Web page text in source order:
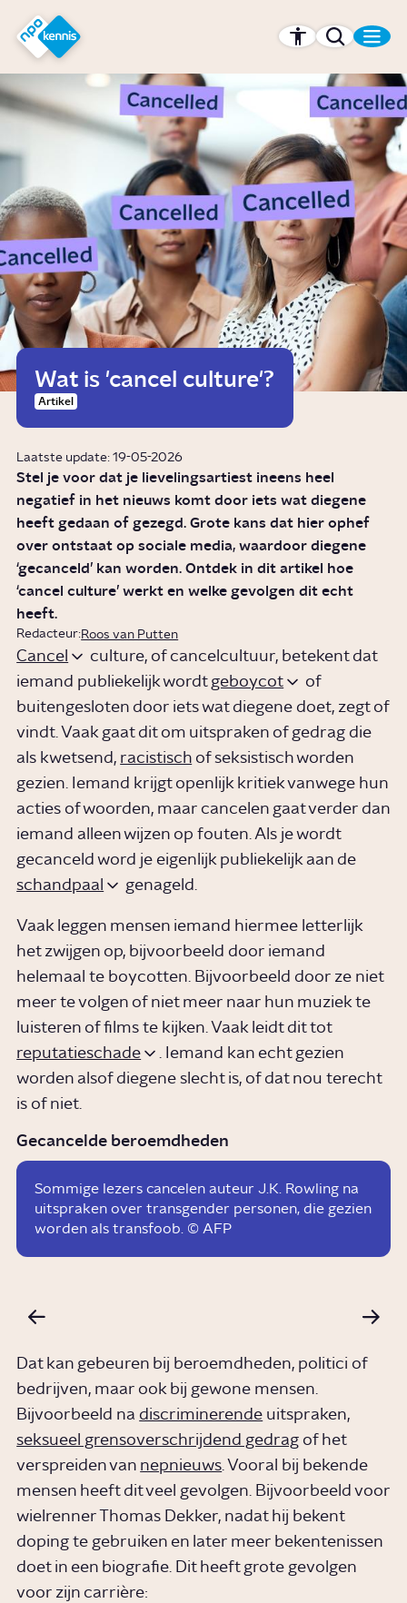
Hét kennisplatform van de NPO
Wat is 'cancel culture'?
Artikel
Laatste update: 19-05-2026
Stel je voor dat je lievelingsartiest ineens heel
negatief in het nieuws komt door iets wat diegene
heeft gedaan of gezegd. Grote kans dat hier ophef
over ontstaat op sociale media, waardoor diegene
‘gecanceld’ kan worden. Ontdek in dit artikel hoe
‘cancel culture’ werkt en welke gevolgen dit echt
heeft.
Redacteur:Roos van Putten
Cancel
culture, of cancelcultuur, betekent dat
iemand publiekelijk wordt geboycot
of
buitengesloten door iets wat diegene doet, zegt of
vindt. Vaak gaat dit om uitspraken of gedrag die
als kwetsend, racistisch of seksistisch worden
gezien. Iemand krijgt openlijk kritiek vanwege hun
acties of woorden, maar cancelen gaat verder dan
iemand alleen wijzen op fouten. Als je wordt
gecanceld word je eigenlijk publiekelijk aan de
schandpaal
genageld.
Vaak leggen mensen iemand hiermee letterlijk
het zwijgen op, bijvoorbeeld door iemand
helemaal te boycotten. Bijvoorbeeld door ze niet
meer te volgen of niet meer naar hun muziek te
luisteren of films te kijken. Vaak leidt dit tot
reputatieschade
. Iemand kan echt gezien
worden alsof diegene slecht is, of dat nou terecht
is of niet.
Gecancelde beroemdheden
Sommige lezers cancelen auteur J.K. Rowling na
uitspraken over transgender personen, die gezien
worden als transfoob. © AFP
Dat kan gebeuren bij beroemdheden, politici of
bedrijven, maar ook bij gewone mensen.
Bijvoorbeeld na discriminerende uitspraken,
seksueel grensoverschrijdend gedrag of het
verspreiden van nepnieuws. Vooral bij bekende
mensen heeft dit veel gevolgen. Bijvoorbeeld voor
wielrenner Thomas Dekker, nadat hij bekent
doping te gebruiken en later meer bekentenissen
doet in een biografie. Dit heeft grote gevolgen
voor zijn carrière: